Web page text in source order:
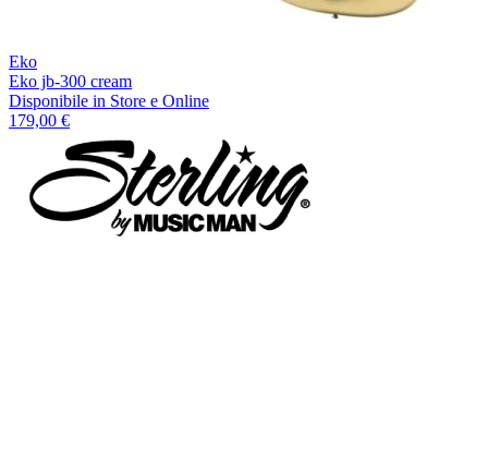
Eko
Eko jb-300 cream
Disponibile in Store e Online
179,00 €